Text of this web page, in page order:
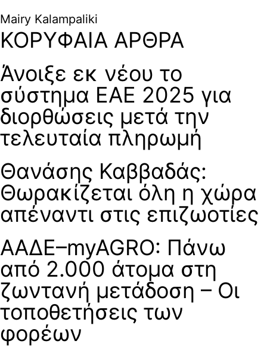
Mairy Kalampaliki
ΚΟΡΥΦΑΙΑ ΑΡΘΡΑ
Άνοιξε εκ νέου το
σύστημα ΕΑΕ 2025 για
διορθώσεις μετά την
τελευταία πληρωμή
Θανάσης Καββαδάς:
Θωρακίζεται όλη η χώρα
απέναντι στις επιζωοτίες
ΑΑΔΕ–myAGRO: Πάνω
από 2.000 άτομα στη
ζωντανή μετάδοση – Οι
τοποθετήσεις των
φορέων